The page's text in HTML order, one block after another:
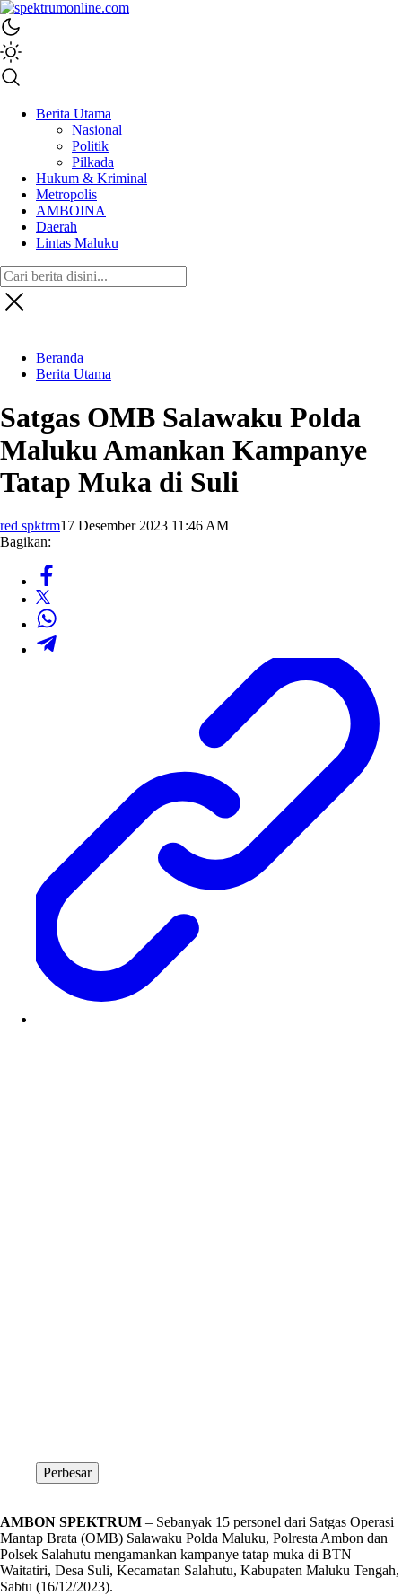
spektrumonline.com
Berita Utama
Nasional
Politik
Pilkada
Hukum & Kriminal
Metropolis
AMBOINA
Daerah
Lintas Maluku
Beranda
Berita Utama
Satgas OMB Salawaku Polda
Maluku Amankan Kampanye
Tatap Muka di Suli
red spktrm17 Desember 2023 11:46 AM
Bagikan:
Perbesar
AMBON SPEKTRUM – Sebanyak 15 personel dari Satgas Operasi
Mantap Brata (OMB) Salawaku Polda Maluku, Polresta Ambon dan
Polsek Salahutu mengamankan kampanye tatap muka di BTN
Waitatiri, Desa Suli, Kecamatan Salahutu, Kabupaten Maluku Tengah,
Sabtu (16/12/2023).